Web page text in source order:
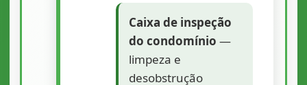
Caixa de inspeção
do condomínio —
limpeza e
desobstrução